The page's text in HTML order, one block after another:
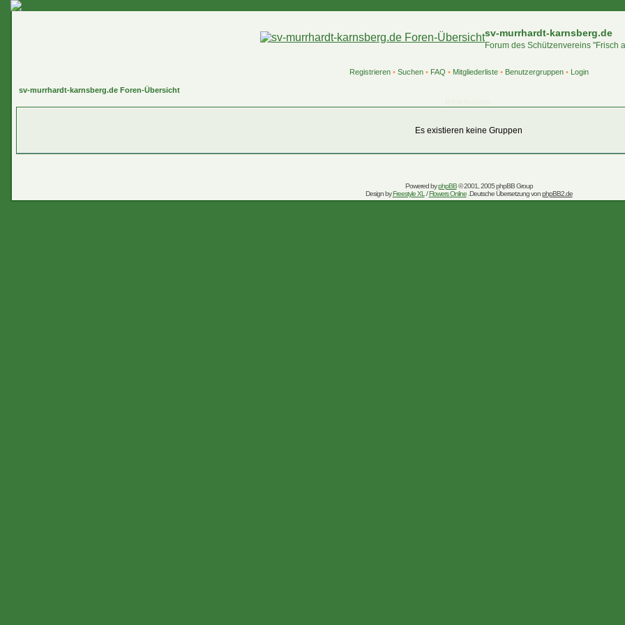
sv-murrhardt-karnsberg.de
Forum des Schützenvereins "Frisch
Registrieren• Suchen• FAQ • Mitgliederliste• Benutzergruppen• Login
sv-murrhardt-karnsberg.de Foren-Übersicht
Es existieren keine Gruppen
Powered byphpBB© 2001, 2005 phpBB Group
Design byFreestyle XL /Flowers Online.Deutsche Übersetzung vonphpBB2.de